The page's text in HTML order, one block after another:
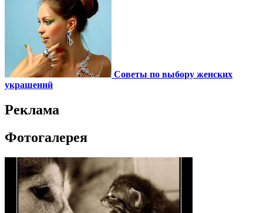
Советы по выбору женских
украшений
Реклама
Фотогалерея